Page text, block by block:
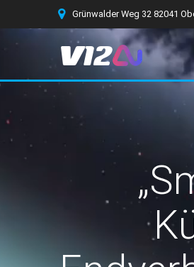
springen
Grünwalder Weg 32 82041